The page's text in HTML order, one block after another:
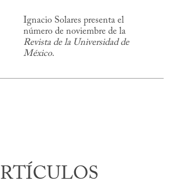
Ignacio Solares presenta el
número de noviembre de la
Revista de la Universidad de
México.